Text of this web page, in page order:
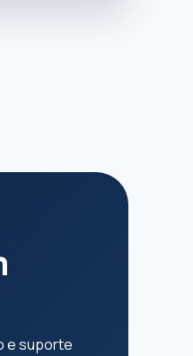
e suporte